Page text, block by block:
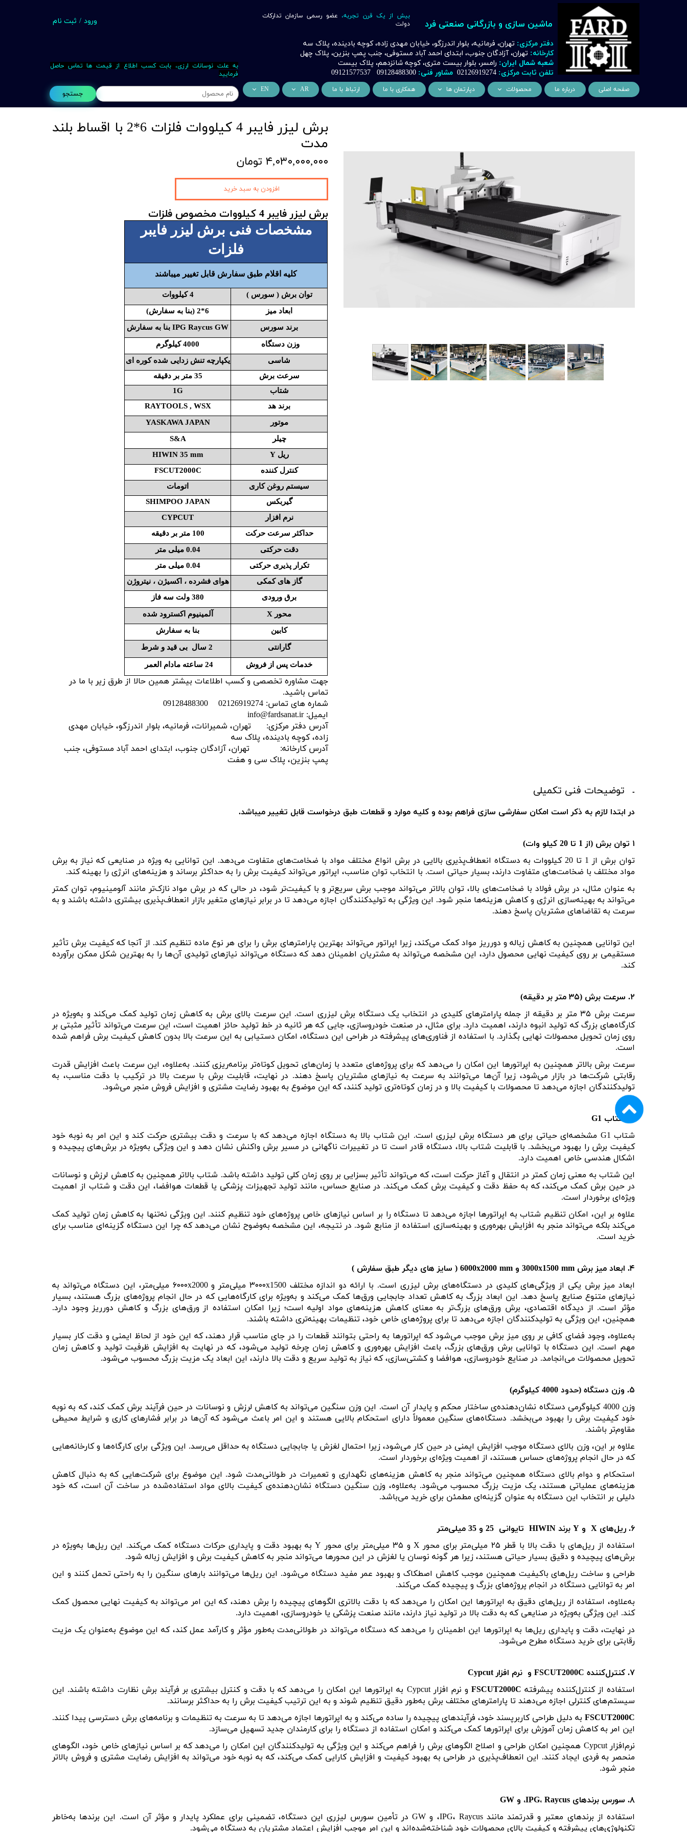
جستجو
دفتر مرکزی: تهران، فرمانیه، بلوار اندرزگو، خیابان مهدی زاده، کوچه بادینده، پلاک سه
کارخانه: تهران، آزادگان جنوب، ابتدای احمد آباد مستوفی، جنب پمپ بنزین، پلاک چهل
شعبه شمال ایران: رامسر، بلوار بیست متری، کوچه شانزدهم، پلاک بیست
تلفن ثابت مرکزی: 02126919274 مشاور فنی:
ماشین سازی و بازرگانی صنعتی فرد
بیش از یک قرن تجربه، عضو رسمی سازمان تدارکات
دولت
ورود / ثبت نام
خروج از حساب کاربری
صفحه اصلی درباره ما محصولات
ماشین آلات و تجهیزات جوشکاری
ماشین آلات و تجهیزات پاشش
ماشین آلات و تجهیزات چوب
ماشین آلات و تجهیزات بتن
ماشین آلات و تجهیزات پرسکاری
ماشین آلات و تجهیزات کارگاهی
ماشین آلات و تجهیزات رباتیک
دپارتمان ها
اتوماسیون صنعتی IoT فرد
همکاری با ما ارتباط با ما AR
التعاون التجاري
EN
Business Cooperation
به علت نوسانات ارزی، بابت کسب اطلاع از قیمت ها تماس حاصل
فرمایید
برش لیزر فایبر 4 کیلووات فلزات 6*2 با اقساط بلند
مدت
۴,۰۳۰,۰۰۰,۰۰۰ تومان
برش لیزر فایبر 4 کیلووات مخصوص فلزات
مشخصات فنی برش لیزر فایبر
فلزات
کلیه اقلام طبق سفارش قابل تغییر میباشند
توان برش ( سورس )
4 کیلووات
ابعاد میز
6*2 (بنا به سفارش)
برند سورس
IPG Raycus GW بنا به سفارش
وزن دستگاه
4000 کیلوگرم
شاسی
یکپارچه تنش زدایی شده کوره ای
سرعت برش
35 متر بر دقیقه
شتاب
1G
برند هد
RAYTOOLS , WSX
موتور
YASKAWA JAPAN
چیلر
S&A
ریل Y
HIWIN 35 mm
کنترل کننده
FSCUT2000C
سیستم روغن کاری
اتومات
گیربکس
SHIMPOO JAPAN
نرم افزار
CYPCUT
حداکثر سرعت حرکت
100 متر بر دقیقه
دقت حرکتی
0.04 میلی متر
تکرار پذیری حرکتی
0.04 میلی متر
گاز های کمکی
هوای فشرده ، اکسیژن ، نیتروژن
برق ورودی
380 ولت سه فاز
محور X
آلمینیوم اکسترود شده
کابین
بنا به سفارش
گارانتی
خدمات پس از فروش 24 ساعته مادام العمر
جهت مشاوره تخصصی و کسب اطلاعات بیشتر همین حالا از طرق زیر با ما در
تماس باشید.
شماره های تماس: 02126919274 09128488300
ایمیل: info@fardsanat.ir
آدرس دفتر مرکزی: تهران، شمیرانات، فرمانیه، بلوار اندرزگو، خیابان مهدی
زاده، کوچه بادینده، پلاک سه
آدرس کارخانه: تهران، آزادگان جنوب، ابتدای احمد آباد مستوفی، جنب
پمپ بنزین، پلاک سی و هفت
افزودن به سبد خرید
توضیحات فنی تکمیلی
در ابتدا لازم به ذکر است امکان سفارشی سازی فراهم بوده و کلیه موارد و قطعات طبق درخواست قابل تغییر میباشد.
۱ توان برش (از 1 تا 20 کیلو
وات)
توان برش از 1 تا 20 کیلووات
به دستگاه انعطاف‌پذیری بالایی در برش انواع مختلف مواد با ضخامت‌های متفاوت می‌دهد. این توانایی به ویژه در صنایعی که نیاز به برش
مواد مختلف با ضخامت‌های متفاوت دارند، بسیار حیاتی است. با انتخاب توان مناسب، اپراتور می‌تواند کیفیت برش را به حداکثر برساند و هزینه‌های انرژی را بهینه کند.
به عنوان مثال، در برش فولاد با ضخامت‌های بالا، توان بالاتر می‌تواند موجب برش سریع‌تر و با کیفیت‌تر شود، در حالی که در برش مواد نازک‌تر مانند آلومینیوم، توان کمتر
می‌تواند به بهینه‌سازی انرژی و کاهش هزینه‌ها منجر شود. این ویژگی به تولیدکنندگان اجازه می‌دهد تا در برابر نیازهای متغیر بازار انعطاف‌پذیری بیشتری داشته باشند و به
سرعت به تقاضاهای مشتریان پاسخ دهند.
این توانایی همچنین به کاهش زباله و دورریز مواد کمک می‌کند، زیرا اپراتور می‌تواند بهترین پارامترهای برش را برای هر نوع ماده تنظیم کند. از آنجا که کیفیت برش تأثیر
مستقیمی بر روی کیفیت نهایی محصول دارد، این مشخصه می‌تواند به مشتریان اطمینان دهد که دستگاه می‌تواند نیازهای تولیدی آن‌ها را به بهترین شکل ممکن برآورده
کند.
۲. سرعت برش (۳۵ متر بر دقیقه)
سرعت برش ۳۵متر بر دقیقه از جمله پارامترهای کلیدی در انتخاب یک دستگاه برش لیزری است. این سرعت بالای برش به کاهش زمان تولید کمک می‌کند و به‌ویژه در
کارگاه‌های بزرگ که تولید انبوه دارند، اهمیت دارد. برای مثال، در صنعت خودروسازی، جایی که هر ثانیه در خط تولید حائز اهمیت است، این سرعت می‌تواند تأثیر مثبتی بر
روی زمان تحویل محصولات نهایی بگذارد. با استفاده از فناوری‌های پیشرفته در طراحی این دستگاه، امکان دستیابی به این سرعت بالا بدون کاهش کیفیت برش فراهم شده
است.
سرعت برش بالاتر همچنین به اپراتورها این امکان را می‌دهد که برای پروژه‌های متعدد با زمان‌های تحویل کوتاه‌تر برنامه‌ریزی کنند. به‌علاوه، این سرعت باعث افزایش قدرت
رقابتی شرکت‌ها در بازار می‌شود، زیرا آن‌ها می‌توانند به سرعت به نیازهای مشتریان پاسخ دهند. در نهایت، قابلیت برش با سرعت بالا در ترکیب با دقت مناسب، به
تولیدکنندگان اجازه می‌دهد تا محصولات با کیفیت بالا و در زمان کوتاه‌تری تولید کنند، که این موضوع به بهبود رضایت مشتری و افزایش فروش منجر می‌شود.
شتاب 1
شتاب 1
مشخصه‌ای حیاتی برای هر دستگاه برش لیزری است. این شتاب بالا به دستگاه اجازه می‌دهد که با سرعت و دقت بیشتری حرکت کند و این امر به نوبه خود
کیفیت برش را بهبود می‌بخشد. با قابلیت شتاب بالا، دستگاه قادر است تا در تغییرات ناگهانی در مسیر برش واکنش نشان دهد و این ویژگی به‌ویژه در برش‌های پیچیده و
اشکال هندسی خاص اهمیت دارد.
این شتاب به معنی زمان کمتر در انتقال و آغاز حرکت است، که می‌تواند تأثیر بسزایی بر روی زمان کلی تولید داشته باشد. شتاب بالاتر همچنین به کاهش لرزش و نوسانات
در حین برش کمک می‌کند، که به حفظ دقت و کیفیت برش کمک می‌کند. در صنایع حساس، مانند تولید تجهیزات پزشکی یا قطعات هوافضا، این دقت و شتاب از اهمیت
ویژه‌ای برخوردار است.
علاوه بر این، امکان تنظیم شتاب به اپراتورها اجازه می‌دهد تا دستگاه را بر اساس نیازهای خاص پروژه‌های خود تنظیم کنند. این ویژگی نه‌تنها به کاهش زمان تولید کمک
می‌کند بلکه می‌تواند منجر به افزایش بهره‌وری و بهینه‌سازی استفاده از منابع شود. در نتیجه، این مشخصه به‌وضوح نشان می‌دهد که چرا این دستگاه گزینه‌ای مناسب برای
خرید است.
۴. ابعاد میز برش 3000x1500 mm و 6000x2000 mm ( سایز های دیگر طبق سفارش )
ابعاد میز برش یکی از ویژگی‌های کلیدی در دستگاه‌های برش لیزری است. با ارائه دو اندازه مختلف
۳۰۰۰x1500 میلی‌متر و ۶۰۰۰x2000
میلی‌متر، این دستگاه می‌تواند به
نیازهای متنوع صنایع پاسخ دهد. این ابعاد بزرگ به کاهش تعداد جابجایی ورق‌ها کمک می‌کند و به‌ویژه برای کارگاه‌هایی که در حال انجام پروژه‌های بزرگ هستند، بسیار
مؤثر است. از دیدگاه اقتصادی، برش ورق‌های بزرگ‌تر به معنای کاهش هزینه‌های مواد اولیه است؛ زیرا امکان استفاده از ورق‌های بزرگ و کاهش دورریز وجود دارد.
همچنین، این ویژگی به تولیدکنندگان اجازه می‌دهد تا برای پروژه‌های خاص خود، تنظیمات بهینه‌تری داشته باشند.
به‌علاوه، وجود فضای کافی بر روی میز برش موجب می‌شود که اپراتورها به راحتی بتوانند قطعات را در جای مناسب قرار دهند، که این خود از لحاظ ایمنی و دقت کار بسیار
مهم است. این دستگاه با توانایی برش ورق‌های بزرگ، باعث افزایش بهره‌وری و کاهش زمان چرخه تولید می‌شود، که در نهایت به افزایش ظرفیت تولید و کاهش زمان
تحویل محصولات می‌انجامد. در صنایع خودروسازی، هوافضا و کشتی‌سازی، که نیاز به تولید سریع و دقت بالا دارند، این ابعاد یک مزیت بزرگ محسوب می‌شود.
۵. وزن دستگاه (حدود 4000 کیلوگرم)
وزن4000 کیلوگرمی دستگاه نشان‌دهنده‌ی ساختار محکم و پایدار آن است. این وزن سنگین می‌تواند به کاهش لرزش و نوسانات در حین فرآیند برش کمک کند، که به نوبه
خود کیفیت برش را بهبود می‌بخشد. دستگاه‌های سنگین معمولاً دارای استحکام بالایی هستند و این امر باعث می‌شود که آن‌ها در برابر فشارهای کاری و شرایط محیطی
مقاوم‌تر باشند.
علاوه بر این، وزن بالای دستگاه موجب افزایش ایمنی در حین کار می‌شود، زیرا احتمال لغزش یا جابجایی دستگاه به حداقل می‌رسد. این ویژگی برای کارگاه‌ها و کارخانه‌هایی
که در حال انجام پروژه‌های حساس هستند، از اهمیت ویژه‌ای برخوردار است.
استحکام و دوام بالای دستگاه همچنین می‌تواند منجر به کاهش هزینه‌های نگهداری و تعمیرات در طولانی‌مدت شود. این موضوع برای شرکت‌هایی که به دنبال کاهش
هزینه‌های عملیاتی هستند، یک مزیت بزرگ محسوب می‌شود. به‌علاوه، وزن سنگین دستگاه نشان‌دهنده‌ی کیفیت بالای مواد استفاده‌شده در ساخت آن است، که خود
دلیلی بر انتخاب این دستگاه به عنوان گزینه‌ای مطمئن برای خرید می‌باشد.
۶. ریل‌های X و Y برند HIWIN تایوانی 25 و 35 میلی‌متر
استفاده از ریل‌های با دقت بالا با قطر ۲۵ میلی‌متر برای محور و ۳۵میلی‌متر برای محور
به بهبود دقت و پایداری حرکات دستگاه کمک می‌کند. این ریل‌ها به‌ویژه در
برش‌های پیچیده و دقیق بسیار حیاتی هستند، زیرا هر گونه نوسان یا لغزش در این محورها می‌تواند منجر به کاهش کیفیت برش و افزایش زباله شود.
طراحی و ساخت ریل‌های باکیفیت همچنین موجب کاهش اصطکاک و بهبود عمر مفید دستگاه می‌شود. این ریل‌ها می‌توانند بارهای سنگین را به راحتی تحمل کنند و این
امر به توانایی دستگاه در انجام پروژه‌های بزرگ و پیچیده کمک می‌کند.
به‌علاوه، استفاده از ریل‌های دقیق به اپراتورها این امکان را می‌دهد که با دقت بالاتری الگوهای پیچیده را برش دهند، که این امر می‌تواند به کیفیت نهایی محصول کمک
کند. این ویژگی به‌ویژه در صنایعی که به دقت بالا در تولید نیاز دارند، مانند صنعت پزشکی یا خودروسازی، اهمیت دارد.
در نهایت، دقت و پایداری ریل‌ها به اپراتورها این اطمینان را می‌دهد که دستگاه می‌تواند در طولانی‌مدت به‌طور مؤثر و کارآمد عمل کند، که این موضوع به‌عنوان یک مزیت
رقابتی برای خرید دستگاه مطرح می‌شود.
۷. کنترل‌کننده FSCUT2000C و نرم ‌افزارCypcut
استفاده از کنترل‌کننده پیشرفته FSCUT2000C و نرم ‌افزار Cypcut
به اپراتورها این امکان را می‌دهد که با دقت و کنترل بیشتری بر فرآیند برش نظارت داشته باشند. این
سیستم‌های کنترلی اجازه می‌دهند تا پارامترهای مختلف برش به‌طور دقیق تنظیم شوند و به این ترتیب کیفیت برش را به حداکثر برسانند.
FSCUT2000C به دلیل طراحی کاربرپسند خود، فرآیندهای پیچیده را ساده می‌کند و به اپراتورها اجازه می‌دهد تا به سرعت به تنظیمات و برنامه‌های برش دسترسی پیدا کنند.
این امر به کاهش زمان آموزش برای اپراتورها کمک می‌کند و امکان استفاده از دستگاه را برای کارمندان جدید تسهیل می‌سازد.
نرم‌افزار Cypcut
همچنین امکان طراحی و اصلاح الگوهای برش را فراهم می‌کند و این ویژگی به تولیدکنندگان این امکان را می‌دهد که بر اساس نیازهای خاص خود، الگوهای
منحصر به فردی ایجاد کنند. این انعطاف‌پذیری در طراحی به بهبود کیفیت و افزایش کارایی کمک می‌کند، که به نوبه خود می‌تواند به افزایش رضایت مشتری و فروش بالاتر
منجر شود.
۸. سورس برندهای ، Raycus ، و
استفاده از برندهای معتبر و قدرتمند مانند IPG ، Raycus ، وGW
در تأمین سورس لیزری این دستگاه، تضمینی برای عملکرد پایدار و مؤثر آن است. این برندها به‌خاطر
تکنولوژی‌های پیشرفته و کیفیت بالای محصولات خود شناخته‌شده‌اند و این امر موجب افزایش اعتماد مشتریان به دستگاه می‌شود.